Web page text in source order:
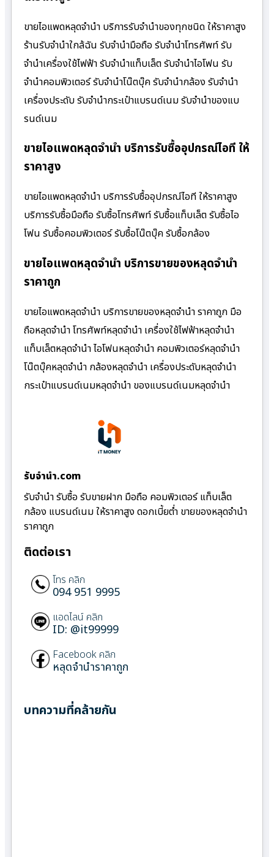
ขายไอแพดหลุดจำนำ บริการรับจำนำของทุกชนิด ให้ราคาสูง
ร้านรับจํานําใกล้ฉัน รับจำนำมือถือ รับจำนำโทรศัพท์ รับ
จำนำเครื่องใช้ไฟฟ้า รับจำนำแท็บเล็ต รับจำนำไอโฟน รับ
จำนำคอมพิวเตอร์ รับจำนำโน๊ตบุ๊ค รับจำนำกล้อง รับจำนำ
เครื่องประดับ รับจำนำกระเป๋าแบรนด์เนม รับจำนำของแบ
รนด์เนม
ขายไอแพดหลุดจำนำ บริการรับซื้ออุปกรณ์ไอที ให้
ราคาสูง
ขายไอแพดหลุดจำนำ บริการรับซื้ออุปกรณ์ไอที ให้ราคาสูง
บริการรับซื้อมือถือ รับซื้อโทรศัพท์ รับซื้อแท็บเล็ต รับซื้อไอ
โฟน รับซื้อคอมพิวเตอร์ รับซื้อโน๊ตบุ๊ค รับซื้อกล้อง
ขายไอแพดหลุดจำนำ บริการขายของหลุดจำนำ
ราคาถูก
ขายไอแพดหลุดจำนำ บริการขายของหลุดจำนำ ราคาถูก มือ
ถือหลุดจำนำ โทรศัพท์หลุดจำนำ เครื่องใช้ไฟฟ้าหลุดจำนำ
แท็บเล็ตหลุดจำนำ ไอโฟนหลุดจำนำ คอมพิวเตอร์หลุดจำนำ
โน๊ตบุ๊คหลุดจำนำ กล้องหลุดจำนำ เครื่องประดับหลุดจำนำ
กระเป๋าแบรนด์เนมหลุดจำนำ ของแบรนด์เนมหลุดจำนำ
รับจํานํา.com
รับจำนำ รับซื้อ รับขายฝาก มือถือ คอมพิวเตอร์ แท็บเล็ต
กล้อง แบรนด์เนม ให้ราคาสูง ดอกเบี้ยต่ำ ขายของหลุดจำนำ
ราคาถูก
ติดต่อเรา
โทร คลิก
094 951 9995
แอดไลน์ คลิก
ID: @it99999
Facebook คลิก
หลุดจำนำราคาถูก
บทความที่คล้ายกัน